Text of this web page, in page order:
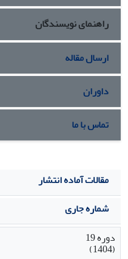
تعیین می‌کنند. همچنین
مسئولیت های شغلی و
ورزشی دختران جوان دارد.
راهنمای نویسندگان
ارسال مقاله
داوران
تماس با ما
مقالات آماده انتشار
شماره جاری
دوره 19
(1404)